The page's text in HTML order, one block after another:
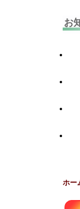
お
ホー